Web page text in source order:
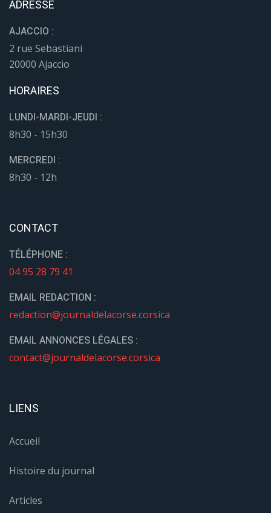
ADRESSE
AJACCIO :
2 rue Sebastiani
20000 Ajaccio
HORAIRES
LUNDI-MARDI-JEUDI :
8h30 - 15h30
MERCREDI :
8h30 - 12h
CONTACT
TÉLÉPHONE :
04 95 28 79 41
EMAIL REDACTION :
redaction@journaldelacorse.corsica
EMAIL ANNONCES LÉGALES :
contact@journaldelacorse.corsica
LIENS
Accueil
Histoire du journal
Articles